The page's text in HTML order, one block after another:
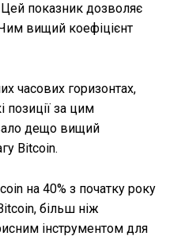
Цей показник дозволяє
вищий коефіцієнт
часових горизонтах,
позиції за цим
дещо вищий
Bitcoin.
на 40% з початку року
більш ніж
інструментом для